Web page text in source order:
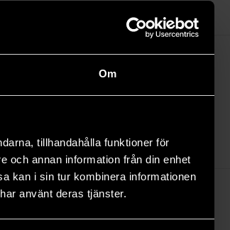
Om
tillhandahålla funktioner för
och annan information från din enhet
kan i sin tur kombinera informationen
använt deras tjänster.
är unik och finns enbart som 1 st i lager.